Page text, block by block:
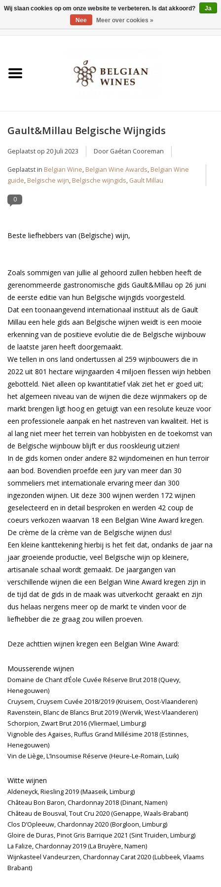
Wijnen
Wijnbar Antwerpen
Tasting Tuesdays
Gault&Millau Belgische Wijngids
Geplaatst op 20 Juli 2023 Door Gaétan Cooreman
Geplaatst in Belgian Wine, Belgian Wine Awards, Belgian Wine
guide, Belgische wijn, Belgische wijngids, Gault Millau
0
Beste liefhebbers van (Belgische) wijn,
Zoals sommigen van jullie al gehoord zullen hebben heeft de
gerenommeerde gastronomische gids Gault&Millau op 26 juni
de eerste editie van hun Belgische wijngids voorgesteld.
Dat een toonaangevend internationaal instituut als de Gault
Millau een hele gids aan Belgische wijnen weidt is een mooie
erkenning van de positieve evolutie die de Belgische wijnbouw
de laatste jaren heeft doorgemaakt.
We tellen in ons land ondertussen al 259 wijnbouwers die in
2022 uit 801 hectare wijngaarden 4 miljoen flessen wijn hebben
gebotteld. Niet alleen op kwantitatief vlak ziet het er goed uit;
het algemeen niveau van de wijnen die deze wijnmakers op de
markt brengen ligt hoog en getuigt van een resolute keuze voor
een professionele aanpak en het nastreven van kwaliteit. Het is
al lang niet meer het terrein van hobbyisten en de toekomst van
de Belgische wijnbouw blijft er dus rooskleurig uitzien!
In de gids komen onder andere 82 wijndomeinen en hun terroir
aan bod. Bovendien proefde een jury van meer dan 30
sommeliers met internationale ervaring meer dan 300
ingezonden wijnen. Uit deze 300 wijnen werden 172 wijnen
geselecteerd en in detail besproken en werden 42 coup de
coeurs verkozen waarvan 18 een Belgian Wine Award kregen.
De crème de la crème van de Belgische wijnen dus!
Een kleine kanttekening hierbij is het feit dat, ondanks de jaar na
jaar groeiende productie, veel Belgische wijn op kleinere,
artisanale schaal wordt gemaakt. De jaargangen van
verschillende wijnen die een Belgian Wine Award kregen zijn in
de tijd dat de gids in de maak was uitverkocht geraakt en zijn
dus helaas nergens meer op de markt te vinden voor de
liefhebber die ze graag zou willen proeven.
Deze achttien wijnen kregen een Belgian Wine Award:
Mousserende wijnen
Domaine de Chant d’Éole Cuvée Réserve Brut 2018 (Quevy,
Henegouwen)
Cruysem, Cruysem Cuvée 2018/2019 (Kruisem, Oost-Vlaanderen)
Ravenstein, Blanc de Blancs Brut 2019 (Wervik, West-Vlaanderen)
Schorpion, Zwart Brut 2016 (Vliermael, Limburg)
Vignoble des Agaises, Ruffus Grand Millésime 2018 (Estinnes,
Henegouwen)
Vin de Liège, L’Insoumise Réserve (Heure-Le-Romain, Luik)
Witte wijnen
Aldeneyck, Riesling 2019 (Maaseik, Limburg)
Château Bon Baron, Chardonnay 2018 (Dinant, Namen)
Château de Bousval, Tout Cru 2020 (Genappe, Waals-Brabant)
Clos D’Opleeuw, Chardonnay 2020 (Borgloon, Limburg)
Gloire de Duras, Pinot Gris Barrique 2021 (Sint Truiden, Limburg)
La Falize, Chardonnay 2019 (La Bruyère, Namen)
Wijnkasteel Vandeurzen, Chardonnay Carat 2020 (Lubbeek, Vlaams
Brabant)
Wij slaan cookies op om onze website te verbeteren. Is dat akkoord?
Ja
Nee
Meer over cookies »